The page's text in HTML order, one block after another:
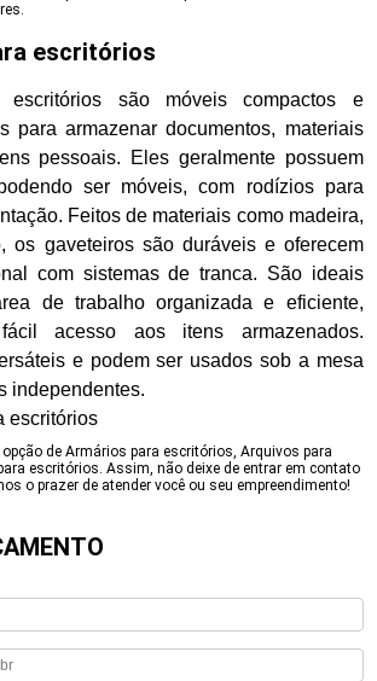
escritórios
escritórios são móveis compactos e
para armazenar documentos, materiais
pessoais. Eles geralmente possuem
ser móveis, com rodízios para
Feitos de materiais como madeira,
os gaveteiros são duráveis e oferecem
com sistemas de tranca. São ideais
de trabalho organizada e eficiente,
fácil acesso aos itens armazenados.
e podem ser usados sob a mesa
independentes.
de Armários para escritórios, Arquivos para
escritórios. Assim, não deixe de entrar em contato
o prazer de atender você ou seu empreendimento!